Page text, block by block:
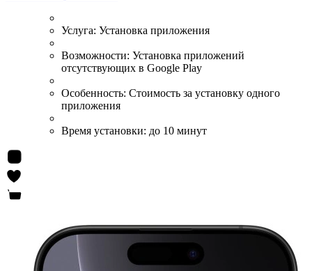
Услуга: Установка приложения
Возможности: Установка приложений
отсутствующих в Google Play
Особенность: Стоимость за установку одного
приложения
Время установки: до 10 минут